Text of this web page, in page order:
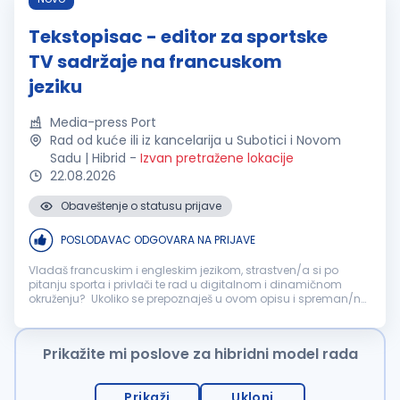
Tekstopisac - editor za sportske
TV sadržaje na francuskom
jeziku
Media-press Port
Rad od kuće ili iz kancelarija u Subotici i Novom
Sadu | Hibrid - Izvan pretražene lokacije
22.08.2026
Obaveštenje o statusu prijave
POSLODAVAC ODGOVARA NA PRIJAVE
Vladaš francuskim i engleskim jezikom, strastven/a si po
pitanju sporta i privlači te rad u digitalnom i dinamičnom
okruženju? Ukoliko se prepoznaješ u ovom opisu i spreman/na
nas! Potreb...
Prikažite mi poslove za hibridni model rada